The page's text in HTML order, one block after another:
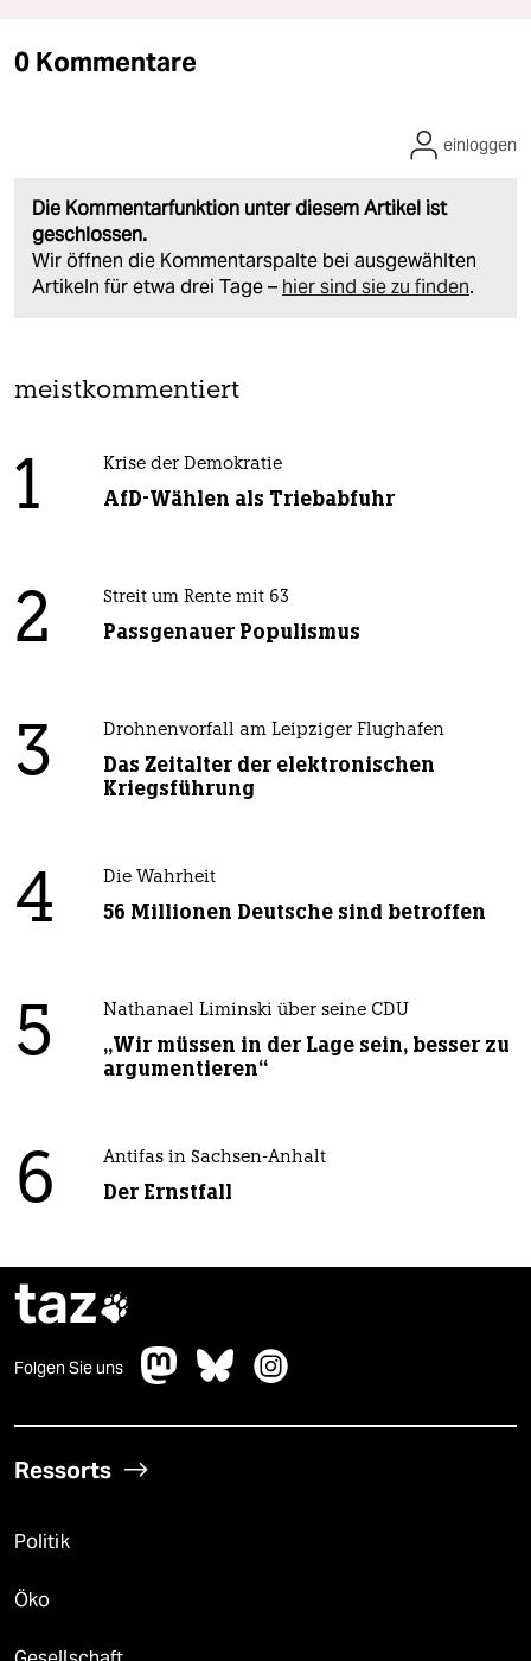
0 Kommentare
Die Kommentarfunktion unter diesem Artikel ist
geschlossen.
Wir öffnen die Kommentarspalte bei ausgewählten
Artikeln für etwa drei Tage – hier sind sie zu finden.
einloggen
meistkommentiert
1 Krise der Demokratie
AfD-Wählen als Triebabfuhr
2 Streit um Rente mit 63
Passgenauer Populismus
3 Drohnenvorfall am Leipziger Flughafen
Das Zeitalter der elektronischen
Kriegsführung
4 Die Wahrheit
56 Millionen Deutsche sind betroffen
5 Nathanael Liminski über seine CDU
„Wir müssen in der Lage sein, besser zu
argumentieren“
6 Antifas in Sachsen-Anhalt
Der Ernstfall
taz
Folgen Sie uns
Ressorts
Politik
Öko